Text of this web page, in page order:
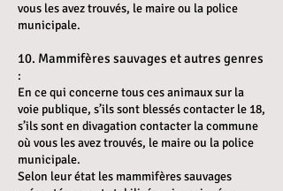
vous les avez trouvés, le maire ou la police
municipale.
10. Mammifères sauvages et autres genres
:
En ce qui concerne tous ces animaux sur la
voie publique, s’ils sont blessés contacter le 18,
s’ils sont en divagation contacter la commune
où vous les avez trouvés, le maire ou la police
municipale.
Selon leur état les mammifères sauvages